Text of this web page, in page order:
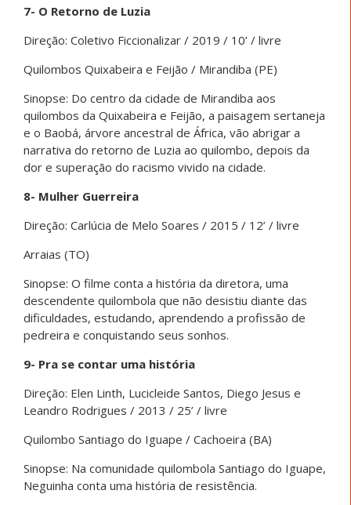
7- O Retorno de Luzia
Direção: Coletivo Ficcionalizar / 2019 / 10’ / livre
Quilombos Quixabeira e Feijão / Mirandiba (PE)
Sinopse: Do centro da cidade de Mirandiba aos
quilombos da Quixabeira e Feijão, a paisagem sertaneja
e o Baobá, árvore ancestral de África, vão abrigar a
narrativa do retorno de Luzia ao quilombo, depois da
dor e superação do racismo vivido na cidade.
8- Mulher Guerreira
Direção: Carlúcia de Melo Soares / 2015 / 12’ / livre
Arraias (TO)
Sinopse: O filme conta a história da diretora, uma
descendente quilombola que não desistiu diante das
dificuldades, estudando, aprendendo a profissão de
pedreira e conquistando seus sonhos.
9- Pra se contar uma história
Direção: Elen Linth, Lucicleide Santos, Diego Jesus e
Leandro Rodrigues / 2013 / 25’ / livre
Quilombo Santiago do Iguape / Cachoeira (BA)
Sinopse: Na comunidade quilombola Santiago do Iguape,
Neguinha conta uma história de resistência.